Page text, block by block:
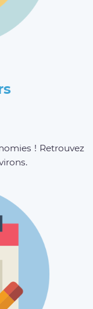
! Retrouvez